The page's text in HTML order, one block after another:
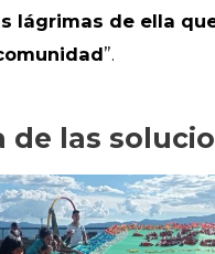
lágrimas de ella
”.
de las